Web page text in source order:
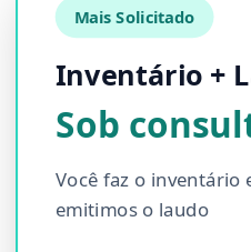
Mais Solicitado
Inventário +
Sob
Você faz o inventário
emitimos o laudo